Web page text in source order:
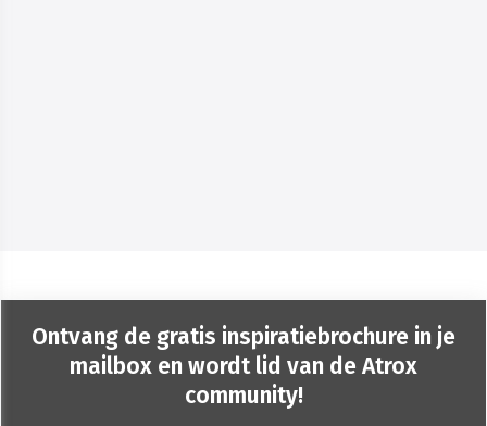
Ontvang de gratis inspiratiebrochure in je
mailbox en wordt lid van de Atrox
community!